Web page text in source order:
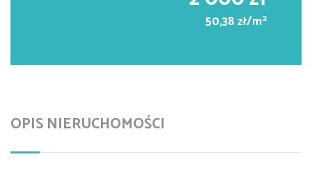
50,38 zł/m2
OPIS NIERUCHOMOŚCI